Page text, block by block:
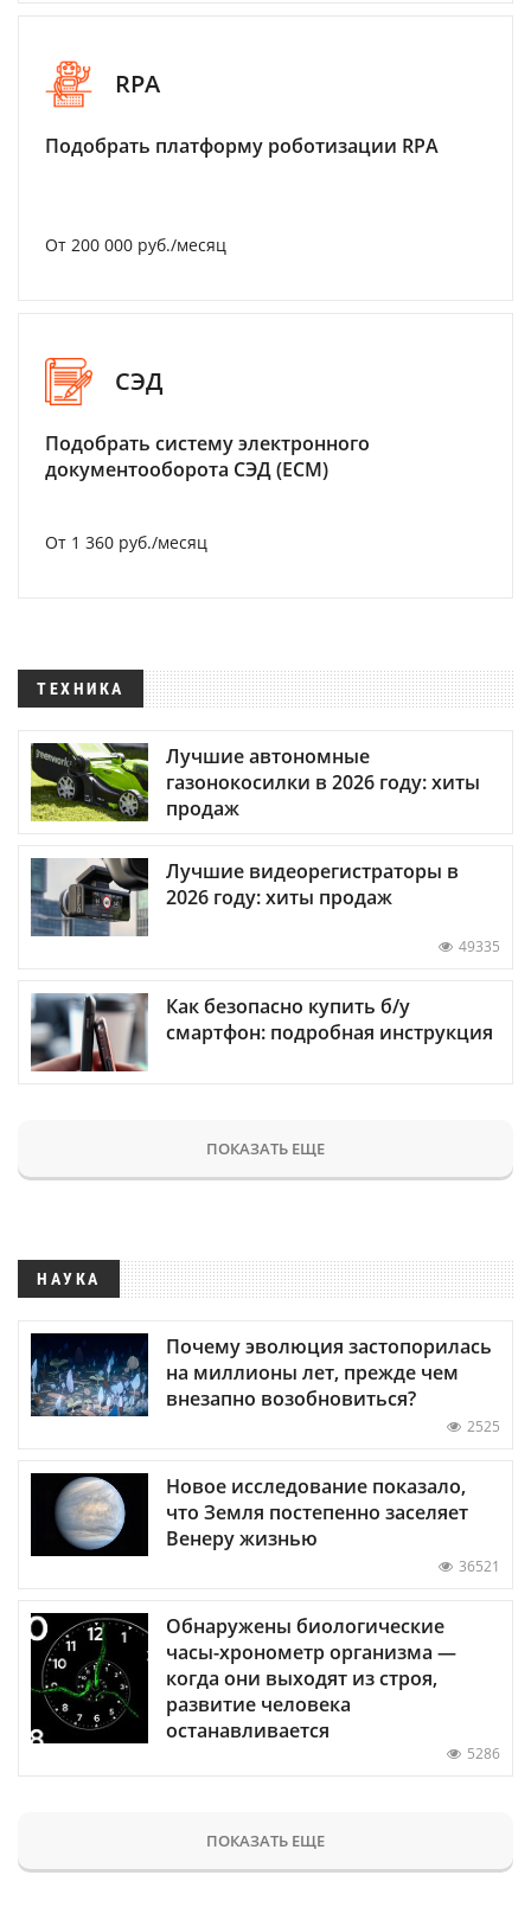
RPA
Подобрать платформу роботизации RPA
От 200 000 руб./месяц
СЭД
Подобрать систему электронного
документооборота СЭД (ECM)
От 1 360 руб./месяц
ТЕХНИКА
Лучшие автономные
газонокосилки в 2026 году: хиты
продаж
Лучшие видеорегистраторы в
2026 году: хиты продаж
49335
Как безопасно купить б/у
смартфон: подробная инструкция
ПОКАЗАТЬ ЕЩЕ
НАУКА
Почему эволюция застопорилась
на миллионы лет, прежде чем
внезапно возобновиться?
2525
Новое исследование показало,
что Земля постепенно заселяет
Венеру жизнью
36521
Обнаружены биологические
часы-хронометр организма —
когда они выходят из строя,
развитие человека
останавливается
5286
ПОКАЗАТЬ ЕЩЕ